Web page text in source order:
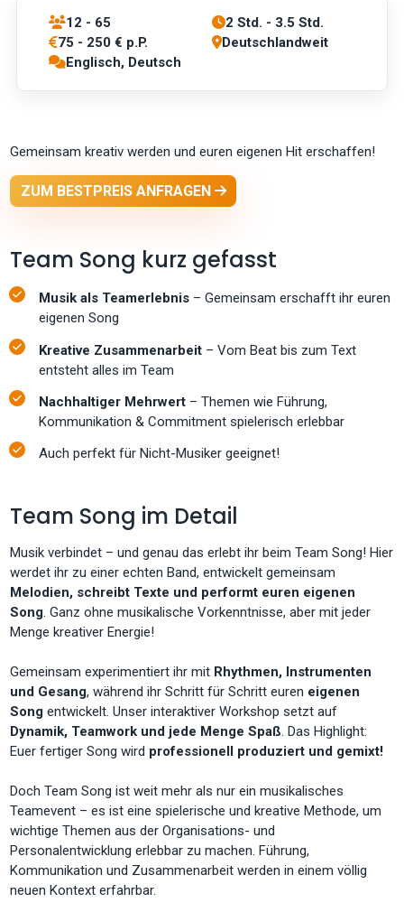
12 - 65
2 Std. - 3.5 Std.
75 - 250 € p.P.
Deutschlandweit
Englisch, Deutsch
Gemeinsam kreativ werden und euren eigenen Hit erschaffen!
ZUM BESTPREIS ANFRAGEN
Team Song kurz gefasst
Musik als Teamerlebnis – Gemeinsam erschafft ihr euren
eigenen Song
Kreative Zusammenarbeit – Vom Beat bis zum Text
entsteht alles im Team
Nachhaltiger Mehrwert – Themen wie Führung,
Kommunikation & Commitment spielerisch erlebbar
Auch perfekt für Nicht-Musiker geeignet!
Team Song im Detail
Musik verbindet – und genau das erlebt ihr beim Team Song! Hier
werdet ihr zu einer echten Band, entwickelt gemeinsam
Melodien, schreibt Texte und performt euren eigenen
Song. Ganz ohne musikalische Vorkenntnisse, aber mit jeder
Menge kreativer Energie!
Gemeinsam experimentiert ihr mit Rhythmen, Instrumenten
und Gesang, während ihr Schritt für Schritt euren eigenen
Songentwickelt. Unser interaktiver Workshop setzt auf
Dynamik, Teamwork und jede Menge Spaß. Das Highlight:
Euer fertiger Song wird professionell produziert und gemixt!
Doch Team Song ist weit mehr als nur ein musikalisches
Teamevent – es ist eine spielerische und kreative Methode, um
wichtige Themen aus der Organisations- und
Personalentwicklung erlebbar zu machen. Führung,
Kommunikation und Zusammenarbeit werden in einem völlig
neuen Kontext erfahrbar.